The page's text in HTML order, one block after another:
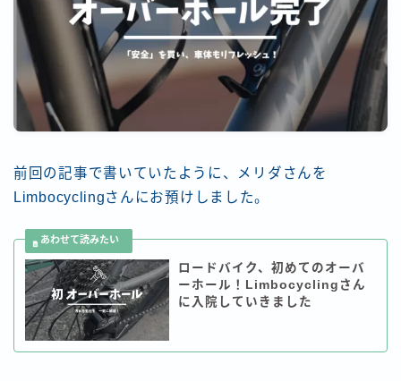
サイクルコラム
レビュー/インプレ
前回の記事で書いていたように、メリダさんを
Limbocyclingさんにお預けしました。
ロードバイク、初めてのオーバ
ーホール！Limbocyclingさん
に入院していきました